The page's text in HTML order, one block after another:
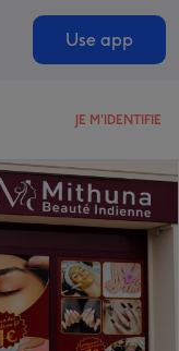
Use app
JE M'IDENTIFIE